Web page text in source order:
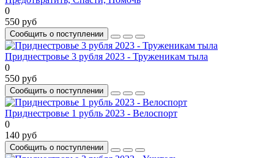
0
550 руб
Сообщить о поступлении
Приднестровье 3 рубля 2023 - Труженикам тыла
0
550 руб
Сообщить о поступлении
Приднестровье 1 рубль 2023 - Велоспорт
0
140 руб
Сообщить о поступлении